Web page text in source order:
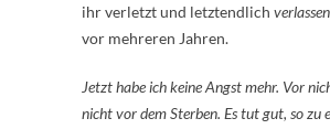
ihr verletzt und letztendlich verlassen
vor mehreren Jahren.
Jetzt habe ich keine Angst mehr. Vor
nicht vor dem Sterben. Es tut gut, so zu